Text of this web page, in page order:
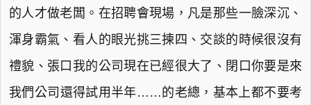
的人才做老闆。在招聘會現場，凡是那些一臉深沉、
渾身霸氣、看人的眼光挑三揀四、交談的時候很沒有
禮貌、張口我的公司現在已經很大了、閉口你要是來
我們公司還得試用半年……的老總，基本上都不要考